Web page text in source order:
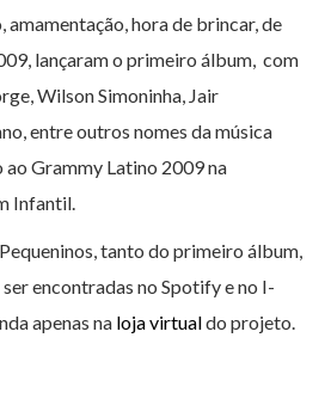
amamentação, hora de brincar, de
lançaram o primeiro álbum, com
Wilson Simoninha, Jair
entre outros nomes da música
Grammy Latino 2009 na
Infantil.
tanto do primeiro álbum,
encontradas no Spotify e no I-
apenas na loja virtualdo projeto.